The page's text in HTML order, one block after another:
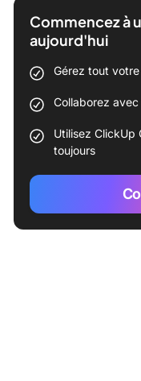
Commencez à
aujourd'hui
Gérez tout
Collaborez
Utilisez ClickUp
toujours